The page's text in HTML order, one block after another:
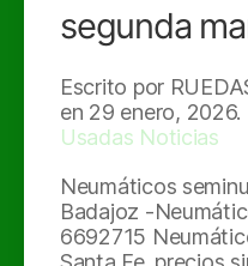
segunda
Escrito por
en 29 enero, 2026.
Usadas Noticias
Neumáticos
Badajoz -
6692715